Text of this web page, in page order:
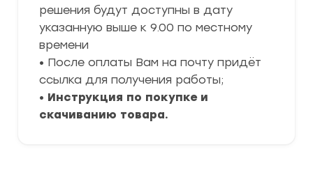
решения будут доступны в дату
указанную выше к 9.00 по местному
времени
• После оплаты Вам на почту придёт
ссылка для получения работы;
• Инструкция по покупке и
скачиванию товара.